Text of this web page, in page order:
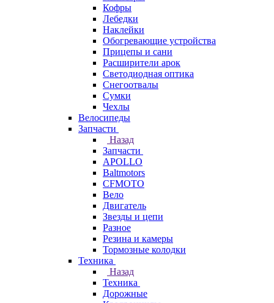
Кофры
Лебедки
Наклейки
Обогревающие устройства
Прицепы и сани
Расширители арок
Светодиодная оптика
Снегоотвалы
Сумки
Чехлы
Велосипеды
Запчасти
Назад
Запчасти
APOLLO
Baltmotors
CFMOTO
Вело
Двигатель
Звезды и цепи
Разное
Резина и камеры
Тормозные колодки
Техника
Назад
Техника
Дорожные